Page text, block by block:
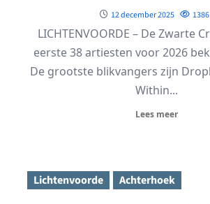
12 december 2025 1386
LICHTENVOORDE – De Zwarte
eerste 38 artiesten voor 2026
De grootste blikvangers zijn
Within...
Lees meer
Lichtenvoorde Achterhoek